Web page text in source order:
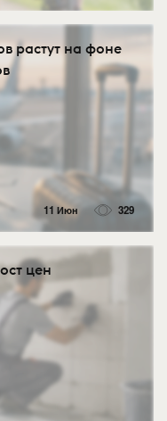
растут на фоне
11 Июн 329
цен